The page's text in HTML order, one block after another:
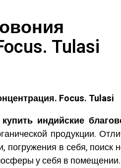
Tulasi
Focus. Tulasi
купить индийские
продукции.
в себя, поиск
у себя в помещении.